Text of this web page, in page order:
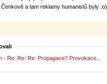
a tam reklamy humanistů byly :o)
- Re: Re: Re: Propagace? Provokace...